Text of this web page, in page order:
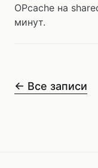
OPcache на
минут.
← Все записи